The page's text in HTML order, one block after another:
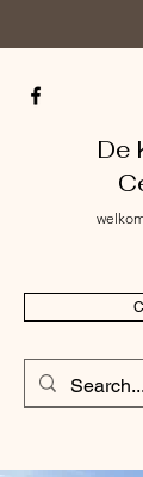
De